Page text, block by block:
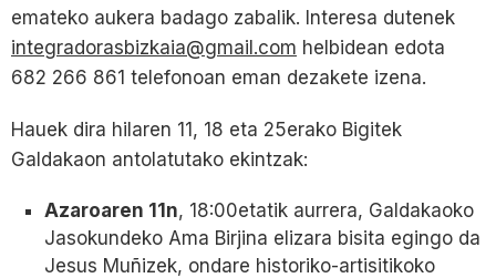
emateko aukera badago zabalik. Interesa dutenek
integradorasbizkaia@gmail.com helbidean edota
682 266 861 telefonoan eman dezakete izena.
Hauek dira hilaren 11, 18 eta 25erako Bigitek
Galdakaon antolatutako ekintzak:
Azaroaren 11n, 18:00etatik aurrera, Galdakaoko
Jasokundeko Ama Birjina elizara bisita egingo da
Jesus Muñizek, ondare historiko-artisitikoko